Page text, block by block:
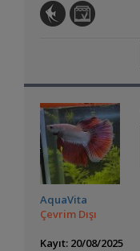
AquaVita
Çevrim Dışı
Kayıt: 20/08/2025